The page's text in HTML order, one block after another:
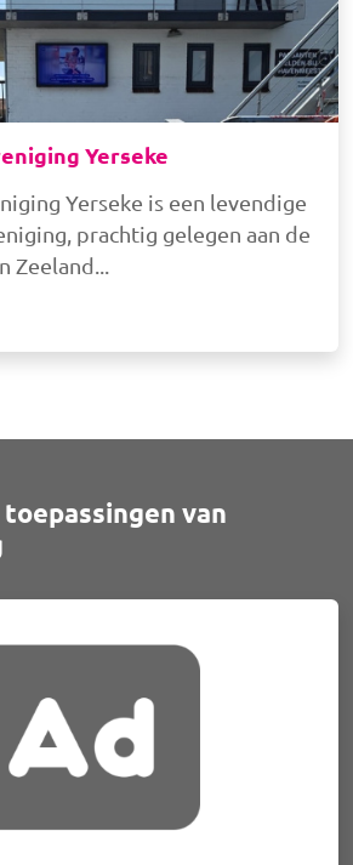
Yerseke
Yerseke is een levendige
prachtig gelegen aan de
Zeeland
van